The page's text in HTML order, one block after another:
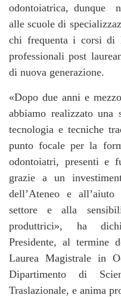
odontoiatrica, dunque
alle scuole di
chi frequenta i corsi di
professionali post
di nuova generazione.
«Dopo due anni e
abbiamo realizzato una
tecnologia e tecniche
punto focale per la
odontoiatri, presenti e
grazie a un
dell’Ateneo e
settore e alla
produttrici», ha
Presidente, al termine
Laurea Magistrale in
Dipartimento di
Traslazionale, e anima